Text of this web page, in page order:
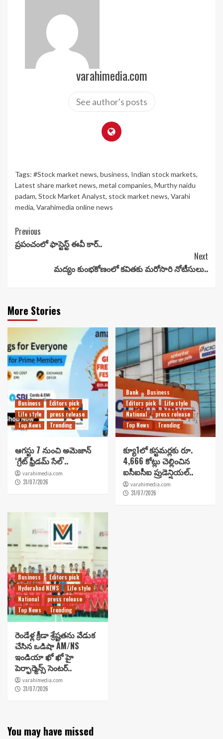
varahimedia.com
See author's posts
Tags: #Stock market news, business, Indian stock markets,
Latest share market news, metal companies, Murthy naidu
padam, Stock Market Analyst, stock market news, Varahi
media, Varahimedia online news
Continue
Reading
Previous
ప్రపంచంలో ఫాస్టెస్ట్ ఈవీ కార్..
Next
మద్యం కుంభకోణంలో కవితకు మరోసారి నోటీసులు..
More Stories
Business
Editors pick
Life style
press release
Top News
Trending
ఆగస్టు 7 నుంచి అమెజాన్
‘గ్రేట్ ఫ్రీడమ్ సేల్’..
varahimedia.com
31/07/2026
Bank
Business
Editors pick
Life style
National
press release
Top News
Trending
క్యూ1లో కస్టమర్లకు రూ.
4,666 కోట్లు చెల్లించిన
ఐసీఐసీఐ ప్రుడెన్షియల్..
varahimedia.com
31/07/2026
Business
Editors pick
Hyderabad NEWS
Life style
National
press release
Top News
Trending
రెండేళ్ల క్రీడా శ్రేష్టతను వేడుక
చేసిన ఒడిషా AM/NS
ఇండియా ఖో ఖో హై
పెర్ఫార్మెన్స్ సెంటర్..
varahimedia.com
31/07/2026
You may have missed